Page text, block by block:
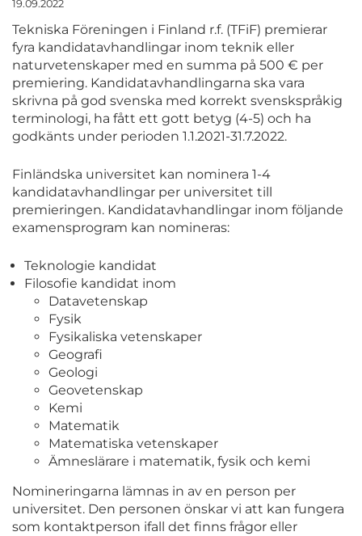
19.09.2022
Tekniska Föreningen i Finland r.f. (TFiF) premierar
fyra kandidatavhandlingar inom teknik eller
naturvetenskaper med en summa på 500 € per
premiering. Kandidatavhandlingarna ska vara
skrivna på god svenska med korrekt svenskspråkig
terminologi, ha fått ett gott betyg (4-5) och ha
godkänts under perioden 1.1.2021-31.7.2022.
Finländska universitet kan nominera 1-4
kandidatavhandlingar per universitet till
premieringen. Kandidatavhandlingar inom följande
examensprogram kan nomineras:
Teknologie kandidat
Filosofie kandidat inom
Datavetenskap
Fysik
Fysikaliska vetenskaper
Geografi
Geologi
Geovetenskap
Kemi
Matematik
Matematiska vetenskaper
Ämneslärare i matematik, fysik och kemi
Nomineringarna lämnas in av en person per
universitet. Den personen önskar vi att kan fungera
som kontaktperson ifall det finns frågor eller